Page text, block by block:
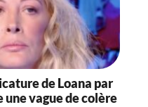
de Loana par
vague de colère